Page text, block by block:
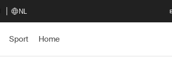
NL
Sport Home